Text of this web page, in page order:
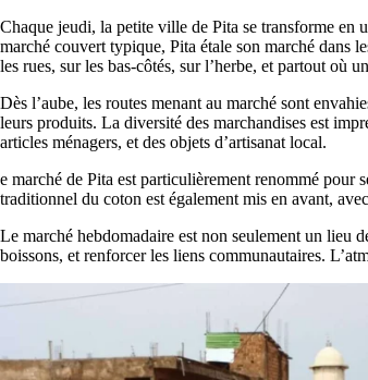
Chaque jeudi, la petite ville de Pita se transforme en
marché couvert typique, Pita étale son marché dans
les rues, sur les bas-côtés, sur l’herbe, et partout où
Dès l’aube, les routes menant au marché sont
leurs produits. La diversité des marchandises est
articles ménagers, et des objets d’artisanat local.
e marché de Pita est particulièrement renommé pour
traditionnel du coton est également mis en avant,
Le marché hebdomadaire est non seulement un lieu
boissons, et renforcer les liens communautaires.